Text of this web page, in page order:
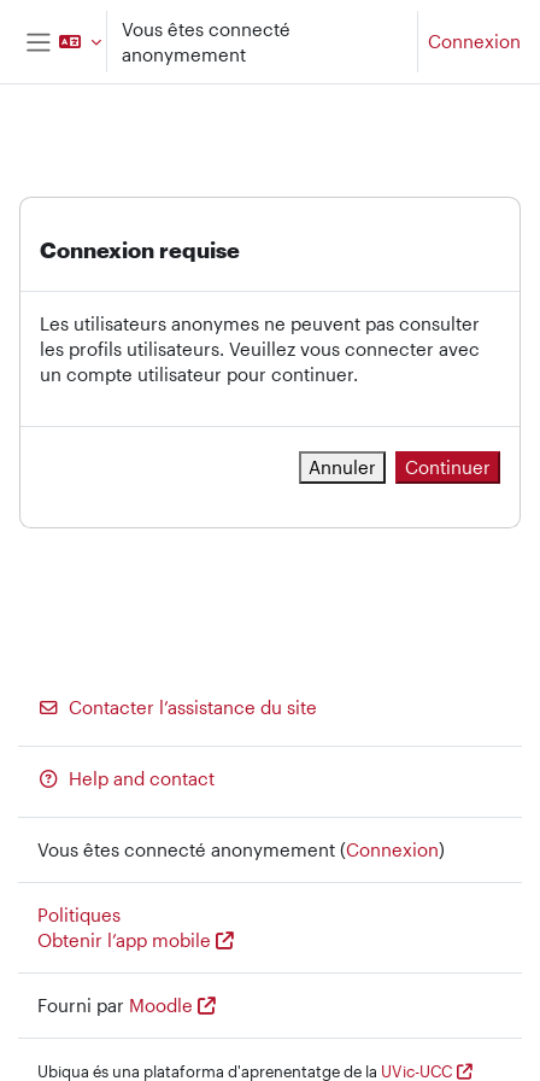
Passer au contenu principal
Panneau latéral
Vous êtes connecté
anonymement
Connexion
Connexion requise
Les utilisateurs anonymes ne peuvent pas consulter
les profils utilisateurs. Veuillez vous connecter avec
un compte utilisateur pour continuer.
Annuler Continuer
Contacter l’assistance du site
Help and contact
Vous êtes connecté anonymement (Connexion)
Politiques
Obtenir l’app mobile
Fourni par Moodle
Ubiqua és una plataforma d'aprenentatge de la UVic-UCC